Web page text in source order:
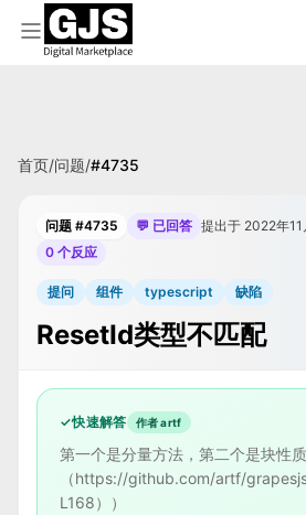
欢迎来到 GJS.MARKET！使用优惠码
首页/问题/#4735
问题 #4735 💬 已回答 提出于 2022年11
0 个反应
提问 组件 typescript 缺陷
ResetId类型不匹配
✓快速解答 作者 artf
第一个是分量方法，第二个是块性
（https://github.com/artf/
L168））